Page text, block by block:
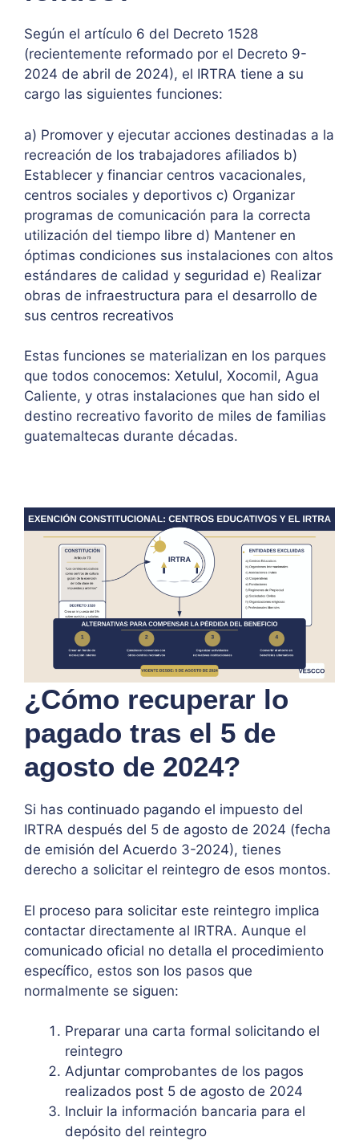
Según el artículo 6 del Decreto 1528
(recientemente reformado por el Decreto 9-
2024 de abril de 2024), el IRTRA tiene a su
cargo las siguientes funciones:
a) Promover y ejecutar acciones destinadas a la
recreación de los trabajadores afiliados b)
Establecer y financiar centros vacacionales,
centros sociales y deportivos c) Organizar
programas de comunicación para la correcta
utilización del tiempo libre d) Mantener en
óptimas condiciones sus instalaciones con altos
estándares de calidad y seguridad e) Realizar
obras de infraestructura para el desarrollo de
sus centros recreativos
Estas funciones se materializan en los parques
que todos conocemos: Xetulul, Xocomil, Agua
Caliente, y otras instalaciones que han sido el
destino recreativo favorito de miles de familias
guatemaltecas durante décadas.
¿Cómo recuperar lo
pagado tras el 5 de
agosto de 2024?
Si has continuado pagando el impuesto del
IRTRA después del 5 de agosto de 2024 (fecha
de emisión del Acuerdo 3-2024), tienes
derecho a solicitar el reintegro de esos montos.
El proceso para solicitar este reintegro implica
contactar directamente al IRTRA. Aunque el
comunicado oficial no detalla el procedimiento
específico, estos son los pasos que
normalmente se siguen:
Preparar una carta formal solicitando el
reintegro
Adjuntar comprobantes de los pagos
realizados post 5 de agosto de 2024
Incluir la información bancaria para el
depósito del reintegro